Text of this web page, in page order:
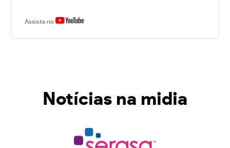
Assista no
Notícias na midia